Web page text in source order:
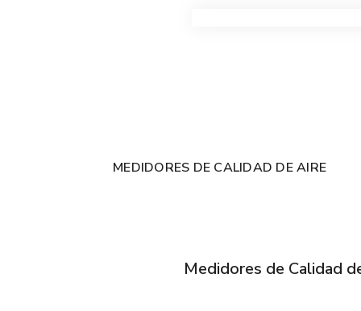
MEDIDORES DE CALIDAD DE AIRE
Medidores de Calidad